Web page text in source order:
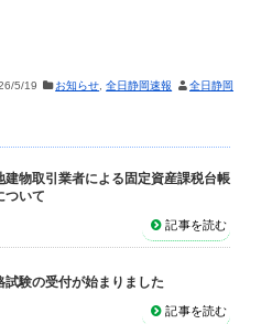
5/19 お知らせ,全日静岡速報 全日静岡
物取引業者による固定資産課税台帳
ついて
記事を読む
験の受付が始まりました
記事を読む